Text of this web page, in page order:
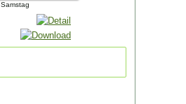
Samstag